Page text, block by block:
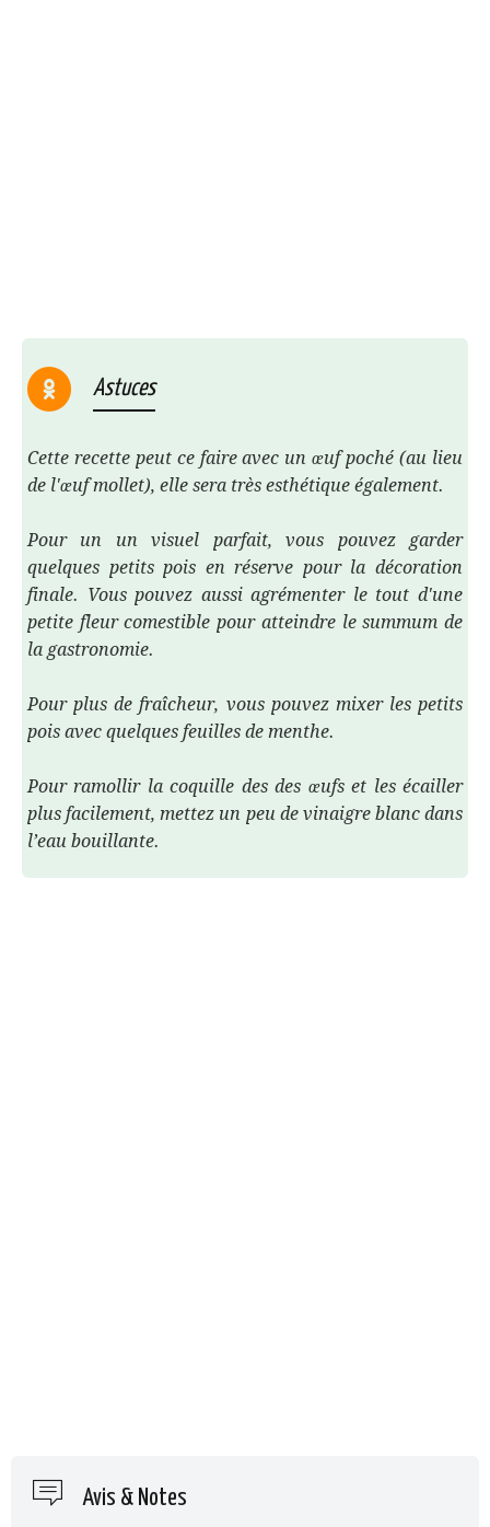
Astuces
Cette recette peut ce faire avec un œuf poché (au lieu
de l'œuf mollet), elle sera très esthétique également.
Pour un un visuel parfait, vous pouvez garder
quelques petits pois en réserve pour la décoration
finale. Vous pouvez aussi agrémenter le tout d'une
petite fleur comestible pour atteindre le summum de
la gastronomie.
Pour plus de fraîcheur, vous pouvez mixer les petits
pois avec quelques feuilles de menthe.
Pour ramollir la coquille des des œufs et les écailler
plus facilement, mettez un peu de vinaigre blanc dans
l’eau bouillante.
Avis & Notes